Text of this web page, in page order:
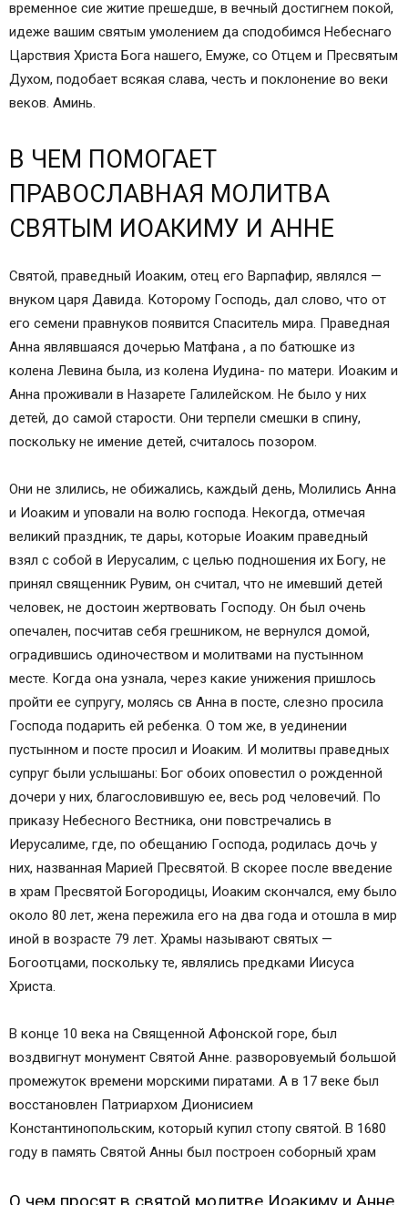
временное сие житие прешедше, в вечный достигнем покой,
идеже вашим святым умолением да сподобимся Небеснаго
Царствия Христа Бога нашего, Емуже, со Отцем и Пресвятым
Духом, подобает всякая слава, честь и поклонение во веки
веков. Аминь.
В ЧЕМ ПОМОГАЕТ
ПРАВОСЛАВНАЯ МОЛИТВА
СВЯТЫМ ИОАКИМУ И АННЕ
Святой, праведный Иоаким, отец его Варпафир, являлся —
внуком царя Давида. Которому Господь, дал слово, что от
его семени правнуков появится Спаситель мира. Праведная
Анна являвшаяся дочерью Матфана , а по батюшке из
колена Левина была, из колена Иудина- по матери. Иоаким и
Анна проживали в Назарете Галилейском. Не было у них
детей, до самой старости. Они терпели смешки в спину,
поскольку не имение детей, считалось позором.
Они не злились, не обижались, каждый день, Молились Анна
и Иоаким и уповали на волю господа. Некогда, отмечая
великий праздник, те дары, которые Иоаким праведный
взял с собой в Иерусалим, с целью подношения их Богу, не
принял священник Рувим, он считал, что не имевший детей
человек, не достоин жертвовать Господу. Он был очень
опечален, посчитав себя грешником, не вернулся домой,
оградившись одиночеством и молитвами на пустынном
месте. Когда она узнала, через какие унижения пришлось
пройти ее супругу, молясь св Анна в посте, слезно просила
Господа подарить ей ребенка. О том же, в уединении
пустынном и посте просил и Иоаким. И молитвы праведных
супруг были услышаны: Бог обоих оповестил о рожденной
дочери у них, благословившую ее, весь род человечий. По
приказу Небесного Вестника, они повстречались в
Иерусалиме, где, по обещанию Господа, родилась дочь у
них, названная Марией Пресвятой. В скорее после введение
в храм Пресвятой Богородицы, Иоаким скончался, ему было
около 80 лет, жена пережила его на два года и отошла в мир
иной в возрасте 79 лет. Храмы называют святых —
Богоотцами, поскольку те, являлись предками Иисуса
Христа.
В конце 10 века на Священной Афонской горе, был
воздвигнут монумент Святой Анне. разворовуемый большой
промежуток времени морскими пиратами. А в 17 веке был
восстановлен Патриархом Дионисием
Константинопольским, который купил стопу святой. В 1680
году в память Святой Анны был построен соборный храм